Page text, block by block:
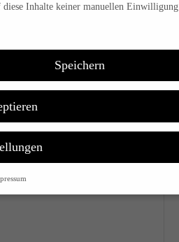
Inhalte keiner manuellen Einwilligung
Speichern